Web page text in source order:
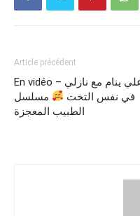
Article précédent
En vidéo – علي ينام مع نازلي
في نفس التخت
مسلسل
الطبيب المعجزة